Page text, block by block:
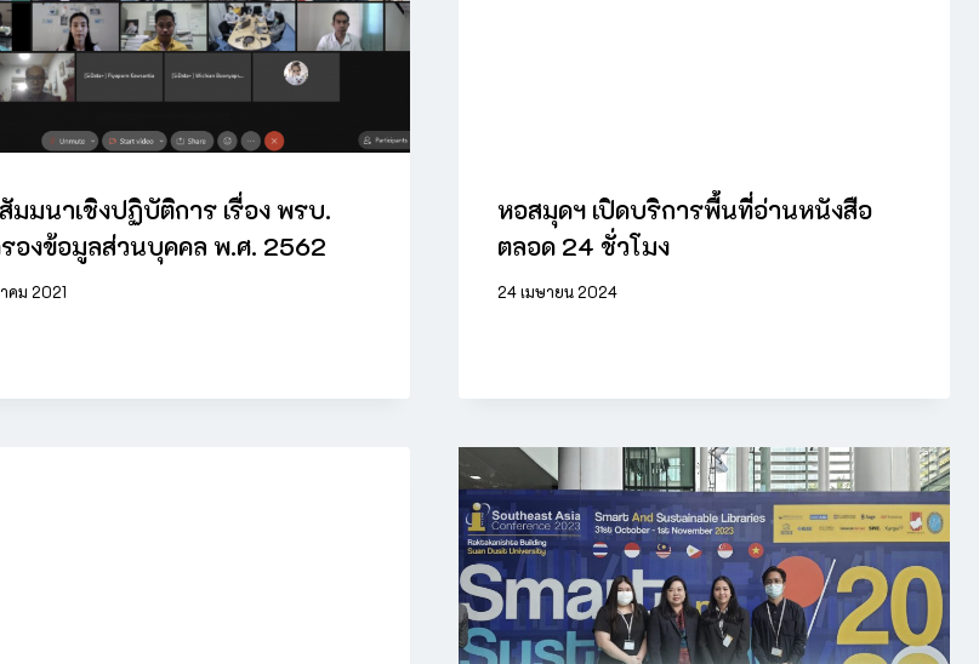
มมนาเชิงปฏิบัติการ เรื่อง พรบ.
องข้อมูลส่วนบุคคล พ.ศ. 2562
คม 2021
หอสมุดฯ เปิดบริการพื้นที่อ่านหนังสือ
ตลอด 24 ชั่วโมง
24 เมษายน 2024